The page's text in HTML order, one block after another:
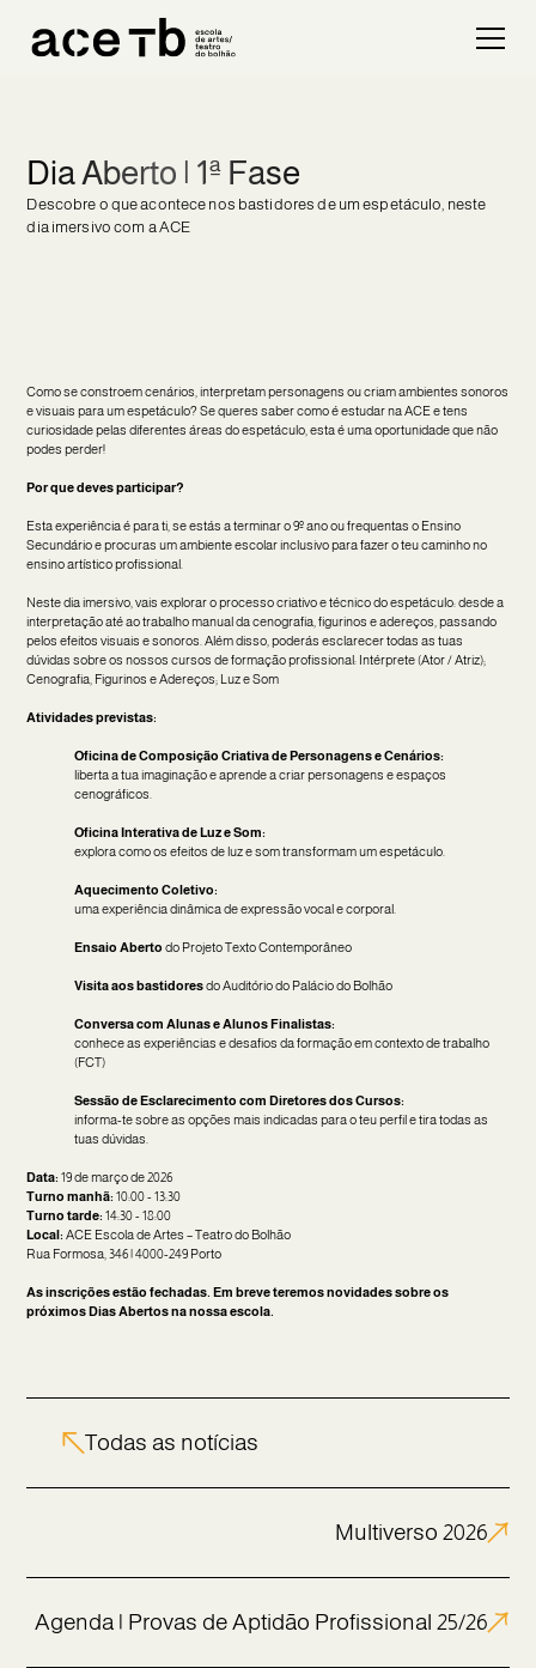
Dia Aberto | 1ª Fase
Descobre o que acontece nos bastidores de um espetáculo, neste
dia imersivo com a ACE
Como se constroem cenários, interpretam personagens ou criam ambientes sonoros
e visuais para um espetáculo? Se queres saber como é estudar na ACE e tens
curiosidade pelas diferentes áreas do espetáculo, esta é uma oportunidade que não
podes perder!
Por que deves participar?
Esta experiência é para ti, se estás a terminar o 9º ano ou frequentas o Ensino
Secundário e procuras um ambiente escolar inclusivo para fazer o teu caminho no
ensino artístico profissional.
Neste dia imersivo, vais explorar o processo criativo e técnico do espetáculo: desde a
interpretação até ao trabalho manual da cenografia, figurinos e adereços, passando
pelos efeitos visuais e sonoros. Além disso, poderás esclarecer todas as tuas
dúvidas sobre os nossos cursos de formação profissional: Intérprete (Ator / Atriz);
Cenografia, Figurinos e Adereços; Luz e Som
Atividades previstas:
Oficina de Composição Criativa de Personagens e Cenários:
liberta a tua imaginação e aprende a criar personagens e espaços
cenográficos.
Oficina Interativa de Luz e Som:
explora como os efeitos de luz e som transformam um espetáculo.
Aquecimento Coletivo:
uma experiência dinâmica de expressão vocal e corporal.
Ensaio Aberto do Projeto Texto Contemporâneo
Visita aos bastidoresdo Auditório do Palácio do Bolhão
Conversa com Alunas e Alunos Finalistas:
conhece as experiências e desafios da formação em contexto de trabalho
(FCT)
Sessão de Esclarecimento com Diretores dos Cursos:
informa-te sobre as opções mais indicadas para o teu perfil e tira todas as
tuas dúvidas.
Data: 19 de março de 2026
Turno manhã:10:00 - 13:30
Turno tarde: 14:30 - 18:00
Local: ACE Escola de Artes – Teatro do Bolhão
Rua Formosa, 346 | 4000-249 Porto
As inscrições estão fechadas. Em breve teremos novidades sobre os
próximos Dias Abertos na nossa escola.
Todas as notícias
Multiverso 2026
Agenda | Provas de Aptidão Profissional 25/26